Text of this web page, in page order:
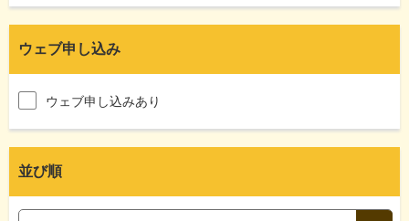
ウェブ申し込み
ウェブ申し込みあり
並び順